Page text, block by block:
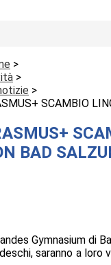
>
>
>
SCAMBIO
BAD
Gymnasium di
saranno a